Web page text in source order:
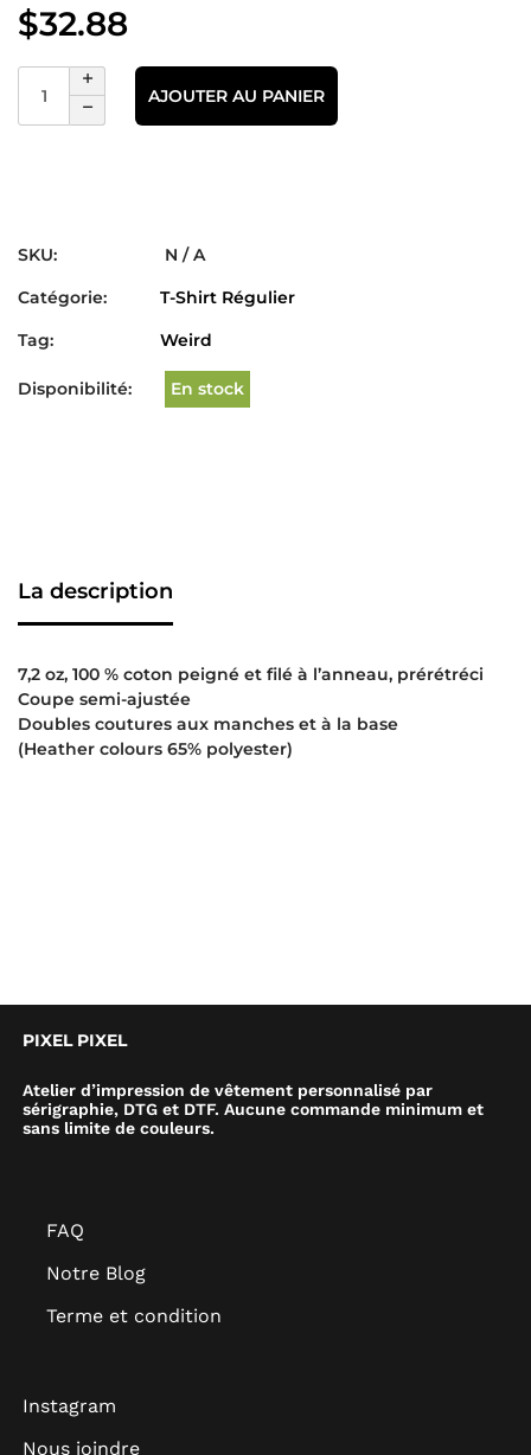
$32.88
AJOUTER AU PANIER
SKU:
N / A
Catégorie:
T-Shirt Régulier
Tag:
Weird
Disponibilité: En stock
La description
7,2 oz, 100 % coton peigné et filé à l’anneau, prérétréci
Coupe semi-ajustée
Doubles coutures aux manches et à la base
(Heather colours 65% polyester)
PIXEL PIXEL
Atelier d’impression de vêtement personnalisé par
sérigraphie, DTG et DTF. Aucune commande minimum et
sans limite de couleurs.
FAQ
Notre Blog
Terme et condition
Instagram
Nous joindre